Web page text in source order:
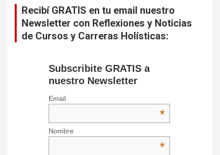
Recibí GRATIS en tu email nuestro
Newsletter con Reflexiones y Noticias
de Cursos y Carreras Holísticas:
Subscribite GRATIS a
nuestro Newsletter
Email
*
Nombre
*